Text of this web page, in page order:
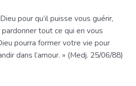
pour qu’il puisse vous guérir,
tout ce qui en vous
pourra former votre vie pour
dans l’amour. » (Medj. 25/06/88)